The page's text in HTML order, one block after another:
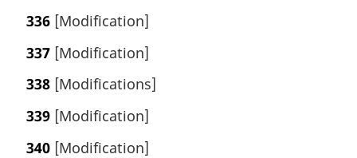
336 [Modification]
337 [Modification]
338 [Modifications]
339 [Modification]
340 [Modification]